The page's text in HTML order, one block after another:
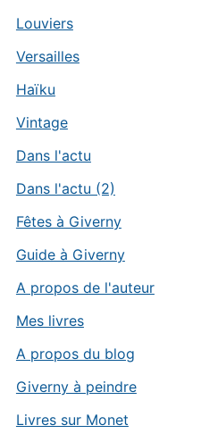
Louviers
Versailles
Haïku
Vintage
Dans l'actu
Dans l'actu (2)
Fêtes à Giverny
Guide à Giverny
A propos de l'auteur
Mes livres
A propos du blog
Giverny à peindre
Livres sur Monet